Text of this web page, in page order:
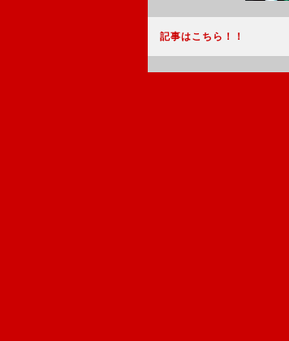
記事はこちら！！